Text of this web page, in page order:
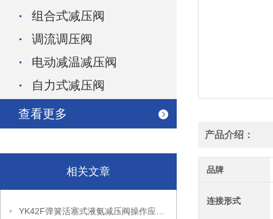
组合式减压阀
调流调压阀
电动减温减压阀
自力式减压阀
查看更多
相关文章
产品介绍：
品牌
连接形式